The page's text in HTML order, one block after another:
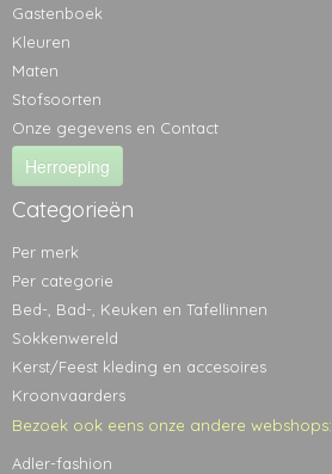
Gastenboek
Kleuren
Maten
Stofsoorten
Onze gegevens en Contact
Herroeping
Categorieën
Per merk
Per categorie
Bed-, Bad-, Keuken en Tafellinnen
Sokkenwereld
Kerst/Feest kleding en accesoires
Kroonvaarders
Bezoek ook eens onze andere webshops:
Adler-fashion